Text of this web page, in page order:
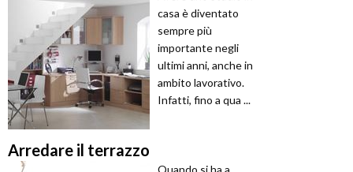
casa è diventato
sempre più
importante negli
ultimi anni, anche in
ambito lavorativo.
Infatti, fino a qua ...
Arredare il terrazzo